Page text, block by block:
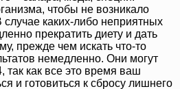
чтобы не возникало
каких-либо неприятных
прекратить диету и дать
прежде чем искать что-то
немедленно. Они могут
так как все это время ваш
и готовиться к сбросу лишнего